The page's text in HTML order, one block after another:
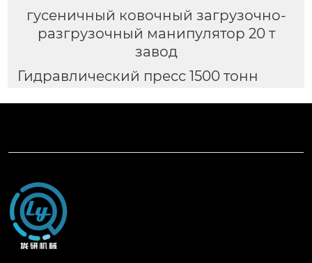
гусеничный ковочный загрузочно-
разгрузочный манипулятор 20 т
завод
Гидравлический пресс 1500 тонн